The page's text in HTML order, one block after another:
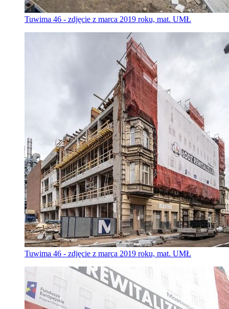
Tuwima 46 - zdjęcie z marca 2019 roku, mat. UMŁ
Tuwima 46 - zdjęcie z marca 2019 roku, mat. UMŁ